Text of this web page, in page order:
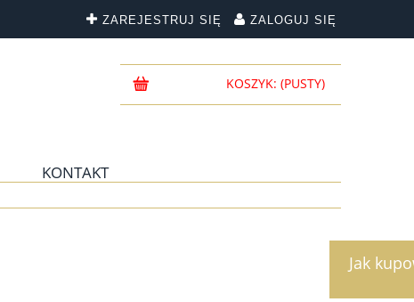
ZAREJESTRUJ SIĘ ZALOGUJ SIĘ
KOSZYK: (PUSTY)
KONTAKT
Jak